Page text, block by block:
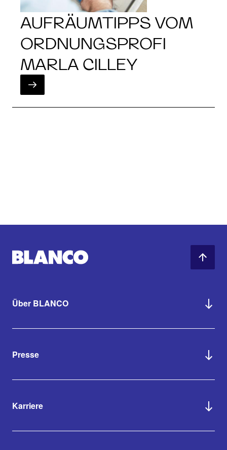
AUFRÄUMTIPPS VOM
ORDNUNGSPROFI
MARLA CILLEY
Über BLANCO
Presse
Karriere